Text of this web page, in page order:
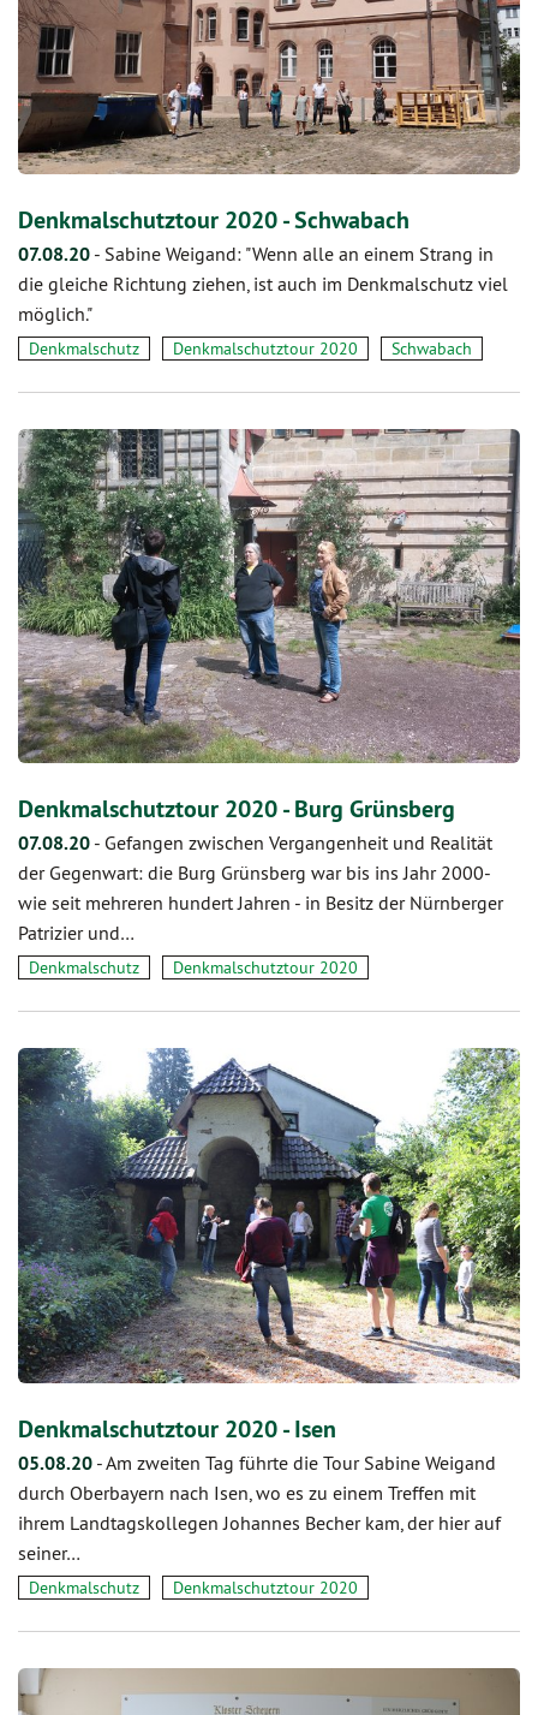
Denkmalschutztour 2020 - Schwabach
07.08.20 - Sabine Weigand: "Wenn alle an einem Strang in
die gleiche Richtung ziehen, ist auch im Denkmalschutz viel
möglich."
Denkmalschutz Denkmalschutztour 2020 Schwabach
Denkmalschutztour 2020 - Burg Grünsberg
07.08.20 - Gefangen zwischen Vergangenheit und Realität
der Gegenwart: die Burg Grünsberg war bis ins Jahr 2000-
wie seit mehreren hundert Jahren - in Besitz der Nürnberger
Patrizier und…
Denkmalschutz Denkmalschutztour 2020
Denkmalschutztour 2020 - Isen
05.08.20 -Am zweiten Tag führte die Tour Sabine Weigand
durch Oberbayern nach Isen, wo es zu einem Treffen mit
ihrem Landtagskollegen Johannes Becher kam, der hier auf
seiner…
Denkmalschutz Denkmalschutztour 2020